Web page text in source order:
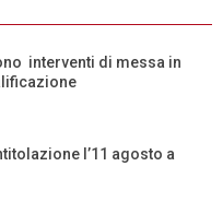
interventi di messa in
l’11 agosto a